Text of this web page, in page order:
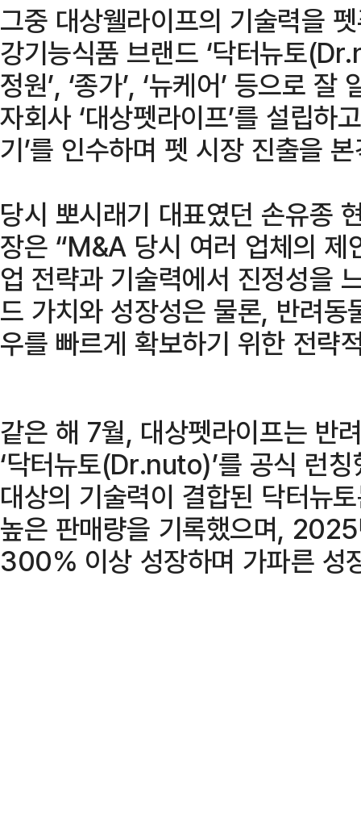
그중 대상웰라이프의 기술력을
강기능식품 브랜드 ‘닥터뉴토
정원’, ‘종가’, ‘뉴케어’ 등으로
자회사 ‘대상펫라이프’를 설립하
기’를 인수하며 펫 시장 진출을
당시 뽀시래기 대표였던 손유종
장은 “M&A 당시 여러 업체의 제
업 전략과 기술력에서 진정성을
드 가치와 성장성은 물론, 반려
우를 빠르게 확보하기 위한 전략
같은 해 7월, 대상펫라이프는 반
‘닥터뉴토(Dr.nuto)’를 공식 런
대상의 기술력이 결합된 닥터
높은 판매량을 기록했으며,
300% 이상 성장하며 가파른 성